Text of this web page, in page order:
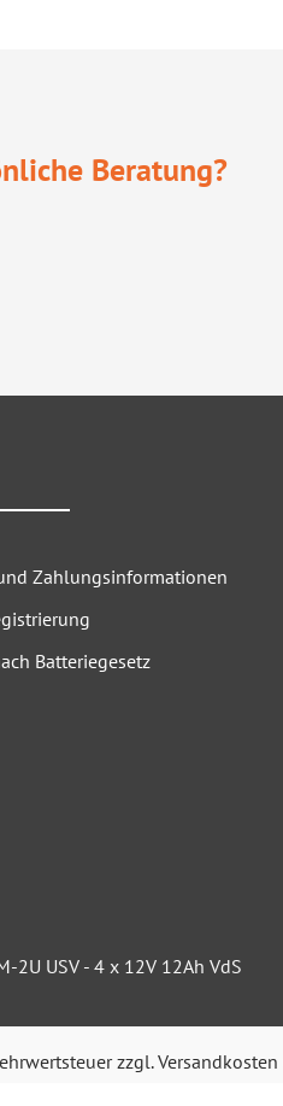
Beratung?
Zahlungsinformationen
Batteriegesetz
2U USV - 4 x 12V 12Ah VdS
zzgl.Versandkosten